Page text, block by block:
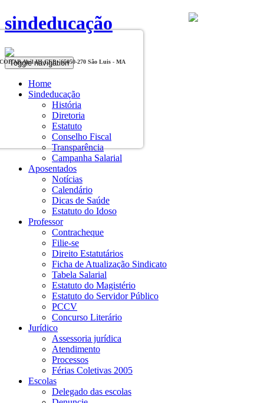
sindeducação
Toggle navigation
Home
Sindeducação
História
Diretoria
Estatuto
Conselho Fiscal
Transparência
Campanha Salarial
Aposentados
Notícias
Calendário
Dicas de Saúde
Estatuto do Idoso
Professor
Contracheque
Filie-se
Direito Estatutários
Ficha de Atualização Sindicato
Tabela Salarial
Estatuto do Magistério
Estatuto do Servidor Público
PCCV
Concurso Literário
Jurídico
Assessoria jurídica
Atendimento
Processos
Férias Coletivas 2005
Escolas
Delegado das escolas
COHAB Anil III CEP - 65050-270 São Luis - MA